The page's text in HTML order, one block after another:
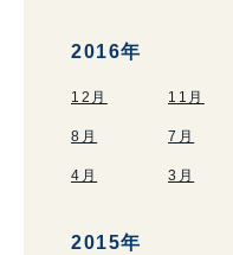
2016年
12月 11月
8月 7月
4月 3月
2015年